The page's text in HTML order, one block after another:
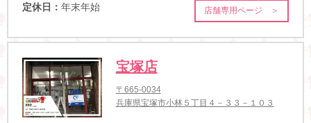
定休日： 年末年始 店舗専用ページ ＞
宝塚店
〒665-0034
兵庫県宝塚市小林５丁目４－３３－１０３